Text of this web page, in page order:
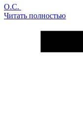
О.С.
Читать полностью